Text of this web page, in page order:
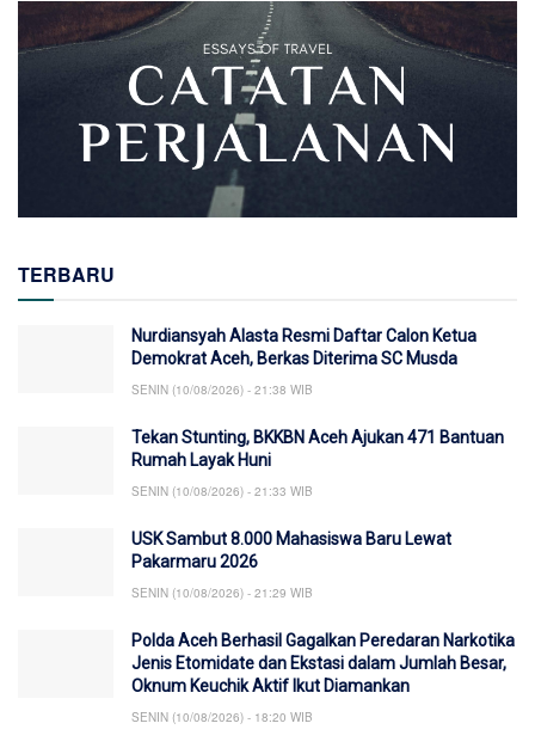
TERBARU
Nurdiansyah Alasta Resmi Daftar Calon Ketua
Demokrat Aceh, Berkas Diterima SC Musda
SENIN (10/08/2026) - 21:38 WIB
Tekan Stunting, BKKBN Aceh Ajukan 471 Bantuan
Rumah Layak Huni
SENIN (10/08/2026) - 21:33 WIB
USK Sambut 8.000 Mahasiswa Baru Lewat
Pakarmaru 2026
SENIN (10/08/2026) - 21:29 WIB
Polda Aceh Berhasil Gagalkan Peredaran Narkotika
Jenis Etomidate dan Ekstasi dalam Jumlah Besar,
Oknum Keuchik Aktif Ikut Diamankan
SENIN (10/08/2026) - 18:20 WIB